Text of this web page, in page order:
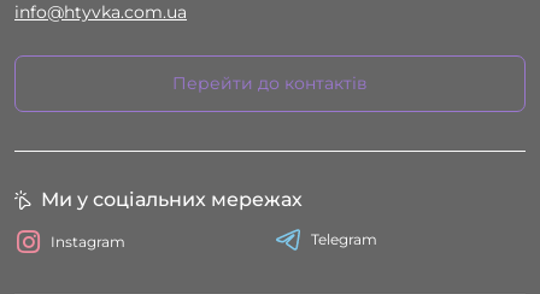
info@htyvka.com.ua
Перейти до контактів
Ми у соціальних мережах
Instagram Telegram